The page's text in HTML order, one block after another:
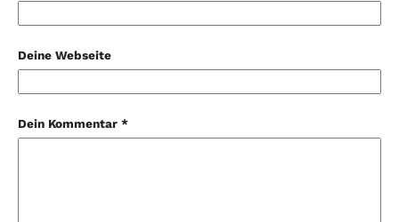
Deine Webseite
Dein Kommentar *